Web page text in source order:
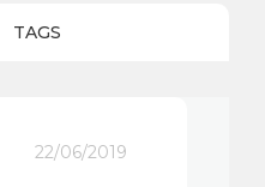
TAGS
22/06/2019